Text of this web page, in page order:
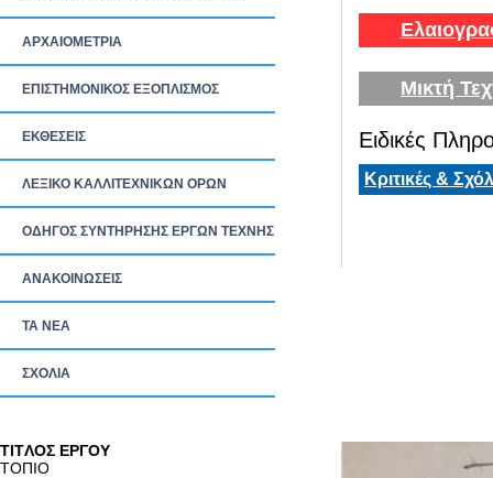
ΑΡΧΑΙΟΜΕΤΡΙΑ
ΕΠΙΣΤΗΜΟΝΙΚΟΣ ΕΞΟΠΛΙΣΜΟΣ
ΕΚΘΕΣΕΙΣ
ΛΕΞΙΚΟ ΚΑΛΛΙΤΕΧΝΙΚΩΝ ΟΡΩΝ
ΟΔΗΓΟΣ ΣΥΝΤΗΡΗΣΗΣ ΕΡΓΩΝ ΤΕΧΝΗΣ
ΑΝΑΚΟΙΝΩΣΕΙΣ
ΤΑ ΝEΑ
ΣΧΟΛΙΑ
Μικτή
Ειδικές
Κριτικές &
TITΛΟΣ ΕΡΓΟΥ
ΤΟΠΙΟ